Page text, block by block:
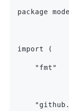
package
import (
    "fmt"